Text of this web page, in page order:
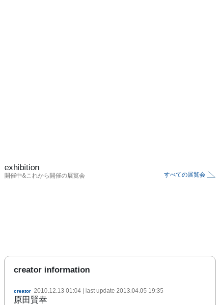
exhibition
開催中&これから開催の展覧会 すべての展覧会
creator information
creator 2010.12.13 01:04 | last update 2013.04.05 19:35
原田賢幸